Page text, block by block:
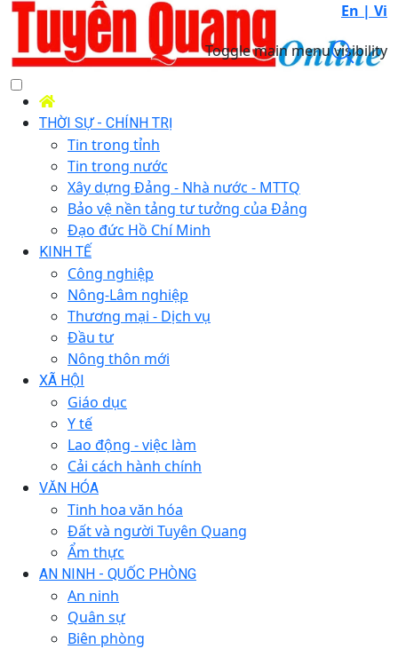
En | Vi
Toggle main menu visibility
THỜI SỰ - CHÍNH TRỊ
Tin trong tỉnh
Tin trong nước
Xây dựng Đảng - Nhà nước - MTTQ
Bảo vệ nền tảng tư tưởng của Đảng
Đạo đức Hồ Chí Minh
KINH TẾ
Công nghiệp
Nông-Lâm nghiệp
Thương mại - Dịch vụ
Đầu tư
Nông thôn mới
XÃ HỘI
Giáo dục
Y tế
Lao động - việc làm
Cải cách hành chính
VĂN HÓA
Tinh hoa văn hóa
Đất và người Tuyên Quang
Ẩm thực
AN NINH - QUỐC PHÒNG
An ninh
Quân sự
Biên phòng